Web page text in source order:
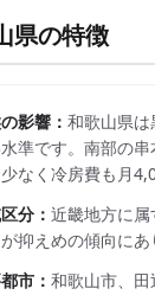
県の特徴
影響： 和歌山県
準です。南部の
なく冷房費も月
分： 近畿地方に属
抑えめの傾向にあ
市： 和歌山市、